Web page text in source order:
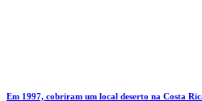
Em 1997, cobriram um local deserto na Costa